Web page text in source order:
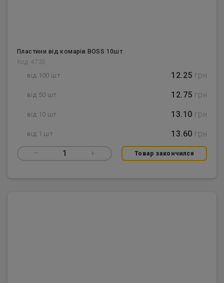
Пластини від комарів BOSS 10шт
Код: 4735
від 100 шт 12.25 грн
від 50 шт 12.75 грн
від 10 шт 13.10 грн
від 1 шт 13.60 грн
– 1 + Товар закончился